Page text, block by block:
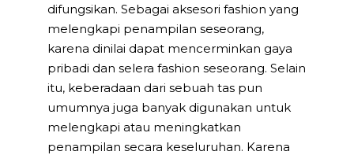
difungsikan. Sebagai aksesori fashion yang
melengkapi penampilan seseorang,
karena dinilai dapat mencerminkan gaya
pribadi dan selera fashion seseorang. Selain
itu, keberadaan dari sebuah tas pun
umumnya juga banyak digunakan untuk
melengkapi atau meningkatkan
penampilan secara keseluruhan. Karena